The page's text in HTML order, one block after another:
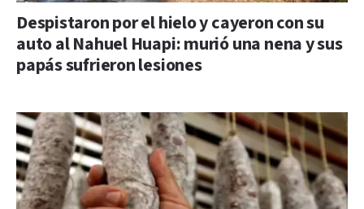
Despistaron por el hielo y cayeron con su
auto al Nahuel Huapi: murió una nena y sus
papás sufrieron lesiones